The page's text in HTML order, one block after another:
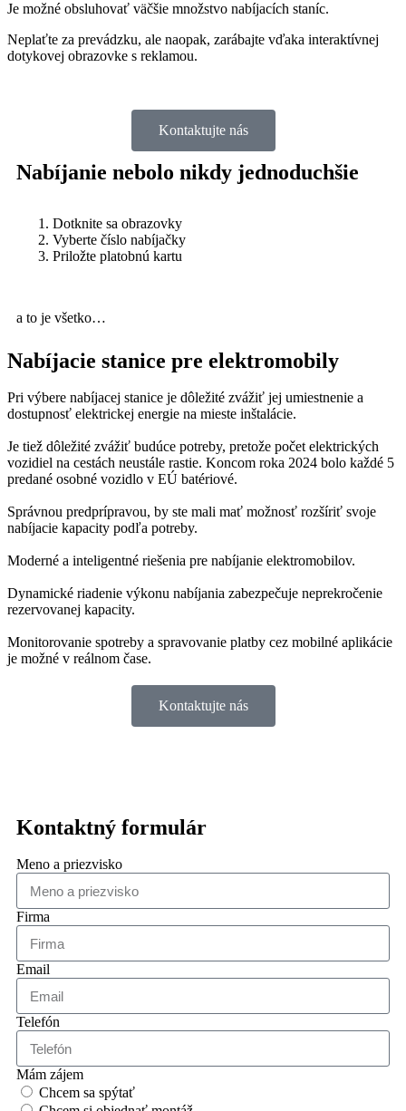
Je možné obsluhovať väčšie množstvo nabíjacích staníc.
Neplaťte za prevádzku, ale naopak, zarábajte vďaka interaktívnej
dotykovej obrazovke s reklamou.
Kontaktujte nás
Nabíjanie nebolo nikdy jednoduchšie
Dotknite sa obrazovky
Vyberte číslo nabíjačky
Priložte platobnú kartu
a to je všetko…
Nabíjacie stanice pre elektromobily
Pri výbere nabíjacej stanice je dôležité zvážiť jej umiestnenie a
dostupnosť elektrickej energie na mieste inštalácie.
Je tiež dôležité zvážiť budúce potreby, pretože počet elektrických
vozidiel na cestách neustále rastie. Koncom roka 2024 bolo každé 5
predané osobné vozidlo v EÚ batériové.
Správnou predprípravou, by ste mali mať možnosť rozšíriť svoje
nabíjacie kapacity podľa potreby.
Moderné a inteligentné riešenia pre nabíjanie elektromobilov.
Dynamické riadenie výkonu nabíjania zabezpečuje neprekročenie
rezervovanej kapacity.
Monitorovanie spotreby a spravovanie platby cez mobilné aplikácie
je možné v reálnom čase.
Kontaktujte nás
Kontaktný formulár
Meno a priezvisko
Firma
Email
Telefón
Mám zájem
Chcem sa spýtať